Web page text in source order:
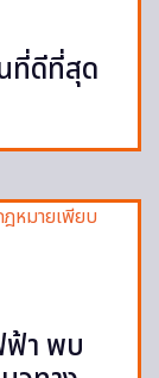
ที่ดีที่สุด
า พบ